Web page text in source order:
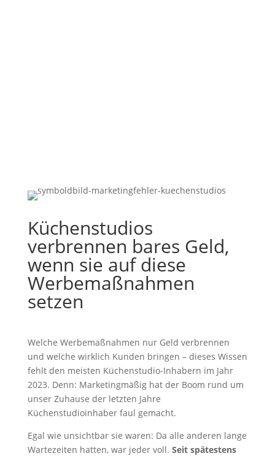
Küchenstudios
verbrennen bares Geld,
wenn sie auf diese
Werbemaßnahmen
setzen
Welche Werbemaßnahmen nur Geld verbrennen
und welche wirklich Kunden bringen – dieses Wissen
fehlt den meisten Küchenstudio-Inhabern im Jahr
2023. Denn: Marketingmäßig hat der Boom rund um
unser Zuhause der letzten Jahre
Küchenstudioinhaber faul gemacht.
Egal wie unsichtbar sie waren: Da alle anderen lange
Wartezeiten hatten, war jeder voll. Seit spätestens